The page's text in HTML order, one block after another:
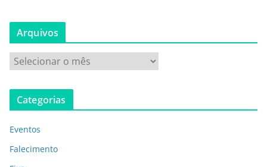
Arquivos
Categorias
Eventos
Falecimento